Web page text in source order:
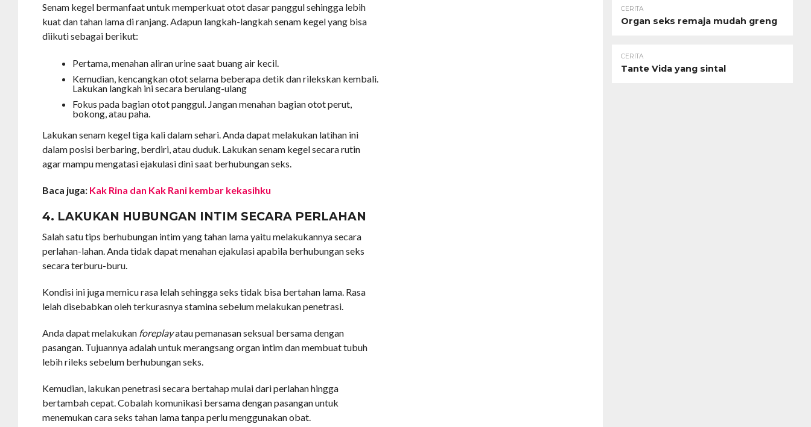
Senam kegel bermanfaat untuk memperkuat otot dasar panggul sehingga lebih
kuat dan tahan lama di ranjang. Adapun langkah-langkah senam kegel yang bisa
diikuti sebagai berikut:
Pertama, menahan aliran urine saat buang air kecil.
Kemudian, kencangkan otot selama beberapa detik dan rilekskan kembali.
Lakukan langkah ini secara berulang-ulang
Fokus pada bagian otot panggul. Jangan menahan bagian otot perut,
bokong, atau paha.
Lakukan senam kegel tiga kali dalam sehari. Anda dapat melakukan latihan ini
dalam posisi berbaring, berdiri, atau duduk. Lakukan senam kegel secara rutin
agar mampu mengatasi ejakulasi dini saat berhubungan seks.
Baca juga: Kak Rina dan Kak Rani kembar kekasihku
4. LAKUKAN HUBUNGAN INTIM SECARA PERLAHAN
Salah satu tips berhubungan intim yang tahan lama yaitu melakukannya secara
perlahan-lahan. Anda tidak dapat menahan ejakulasi apabila berhubungan seks
secara terburu-buru.
Kondisi ini juga memicu rasa lelah sehingga seks tidak bisa bertahan lama. Rasa
lelah disebabkan oleh terkurasnya stamina sebelum melakukan penetrasi.
Anda dapat melakukan foreplayatau pemanasan seksual bersama dengan
pasangan. Tujuannya adalah untuk merangsang organ intim dan membuat tubuh
lebih rileks sebelum berhubungan seks.
Kemudian, lakukan penetrasi secara bertahap mulai dari perlahan hingga
bertambah cepat. Cobalah komunikasi bersama dengan pasangan untuk
menemukan cara seks tahan lama tanpa perlu menggunakan obat.
CERITA
Organ seks remaja mudah greng
CERITA
Tante Vida yang sintal